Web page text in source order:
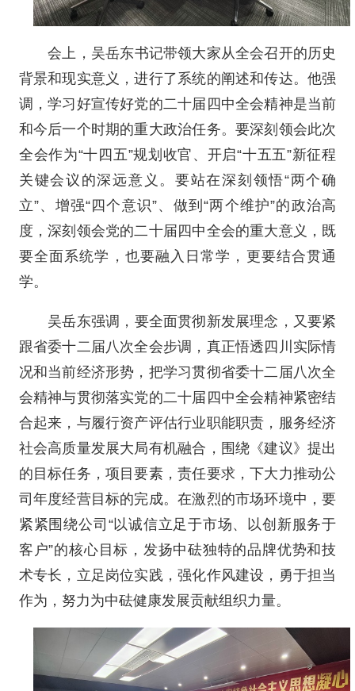
会上，吴岳东书记带领大家从全会召开的历史
背景和现实意义，进行了系统的阐述和传达。他强
调，学习好宣传好党的二十届四中全会精神是当前
和今后一个时期的重大政治任务。要深刻领会此次
全会作为“十四五”规划收官、开启“十五五”新征程
关键会议的深远意义。要站在深刻领悟“两个确
立”、增强“四个意识”、做到“两个维护”的政治高
度，深刻领会党的二十届四中全会的重大意义，既
要全面系统学，也要融入日常学，更要结合贯通
学。
吴岳东强调，要全面贯彻新发展理念，又要紧
跟省委十二届八次全会步调，真正悟透四川实际情
况和当前经济形势，把学习贯彻省委十二届八次全
会精神与贯彻落实党的二十届四中全会精神紧密结
合起来，与履行资产评估行业职能职责，服务经济
社会高质量发展大局有机融合，围绕《建议》提出
的目标任务，项目要素，责任要求，下大力推动公
司年度经营目标的完成。在激烈的市场环境中，要
紧紧围绕公司“以诚信立足于市场、以创新服务于
客户”的核心目标，发扬中砝独特的品牌优势和技
术专长，立足岗位实践，强化作风建设，勇于担当
作为，努力为中砝健康发展贡献组织力量。